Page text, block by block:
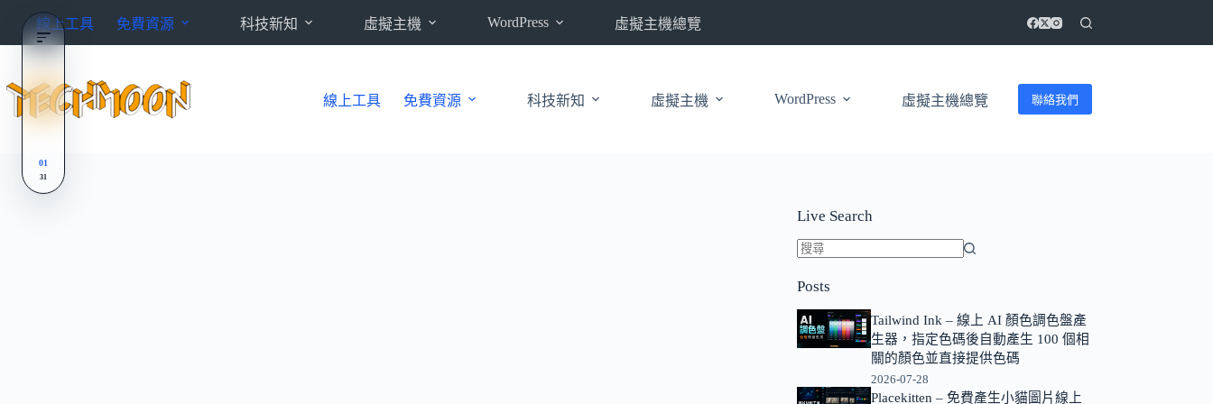
內
線上工具 免費資源 科技新知 虛擬主機 WordPress 虛擬主機總覽
線上工具 免費資源 科技新知 虛擬主機 WordPress 虛擬主機總覽 聯絡我們
Live Search
不
到
符
件
Posts
Tailwind Ink – 線上 AI 顏色調色盤產
生器，指定色碼後自動產生 100 個相
關的顏色並直接提供色碼
2026-07-28
Placekitten – 免費產生小貓圖片線上
01
31